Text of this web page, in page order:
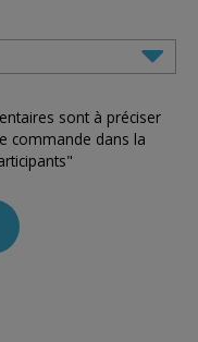
sont à préciser
commande dans la